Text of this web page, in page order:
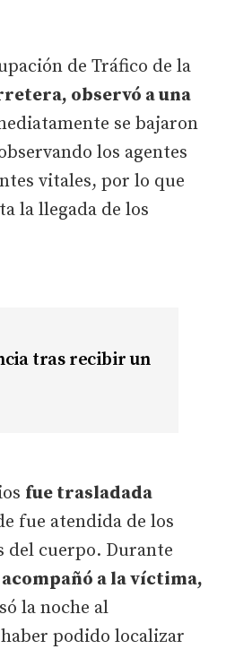
de Tráfico de la
observó a una
se bajaron
los agentes
vitales, por lo que
la llegada de los
tras recibir un
fue trasladada
fue atendida de los
del cuerpo. Durante
a la víctima,
la noche al
podido localizar